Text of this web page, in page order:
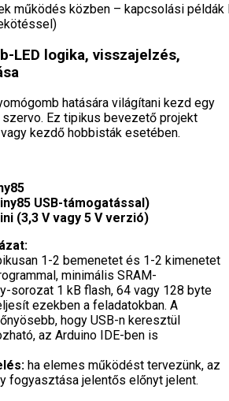
működés közben – kapcsolási
LED logika, visszajelzés,
hatására világítani kezd egy
szervo. Ez tipikus bevezető projekt
kezdő hobbisták esetében.
USB-támogatással)
(3,3 V vagy 5 V verzió)
1-2 bemenetet és 1-2 kimenetet
minimális SRAM-
sorozat 1 kB flash, 64 vagy 128 byte
ezekben a feladatokban. A
hogy USB-n keresztül
az Arduino IDE-ben is
ha elemes működést tervezünk, az
fogyasztása jelentős előnyt jelent.